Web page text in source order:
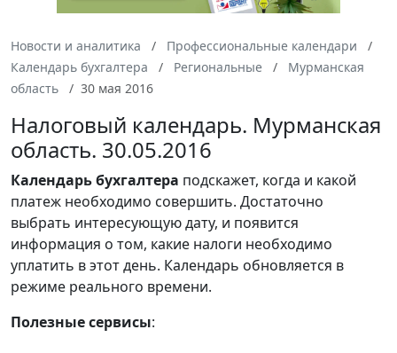
Новости и аналитика
Профессиональные календари
Календарь бухгалтера
Региональные
Мурманская
область
30 мая 2016
Налоговый календарь. Мурманская
область. 30.05.2016
Календарьбухгалтера подскажет, когда и какой
платеж необходимо совершить. Достаточно
выбрать интересующую дату, и появится
информация о том, какие налоги необходимо
уплатить в этот день. Календарь обновляется в
режиме реального времени.
Полезные сервисы: